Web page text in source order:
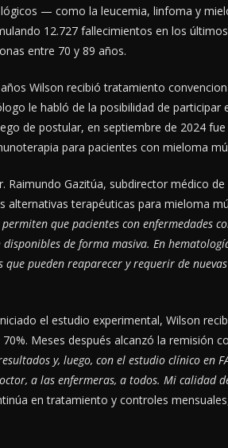
— como la leucemia, linfoma y
12.727 fallecimientos en los
entre 70 y 89 años.
Wilson recibió tratamiento
le habló de la posibilidad de participar
de postular, en septiembre de 2024
para pacientes con mieloma
Raimundo Gazitúa, subdirector médico
alternativas terapéuticas para mieloma
que pacientes con enfermedades
de forma masiva. En
pueden reaparecer y requerir de
el estudio experimental, Wilson
Meses después alcanzó la remisión
y, luego, con el estudio clínico en
a las enfermeras, a todos. Mi calidad
en tratamiento y controles